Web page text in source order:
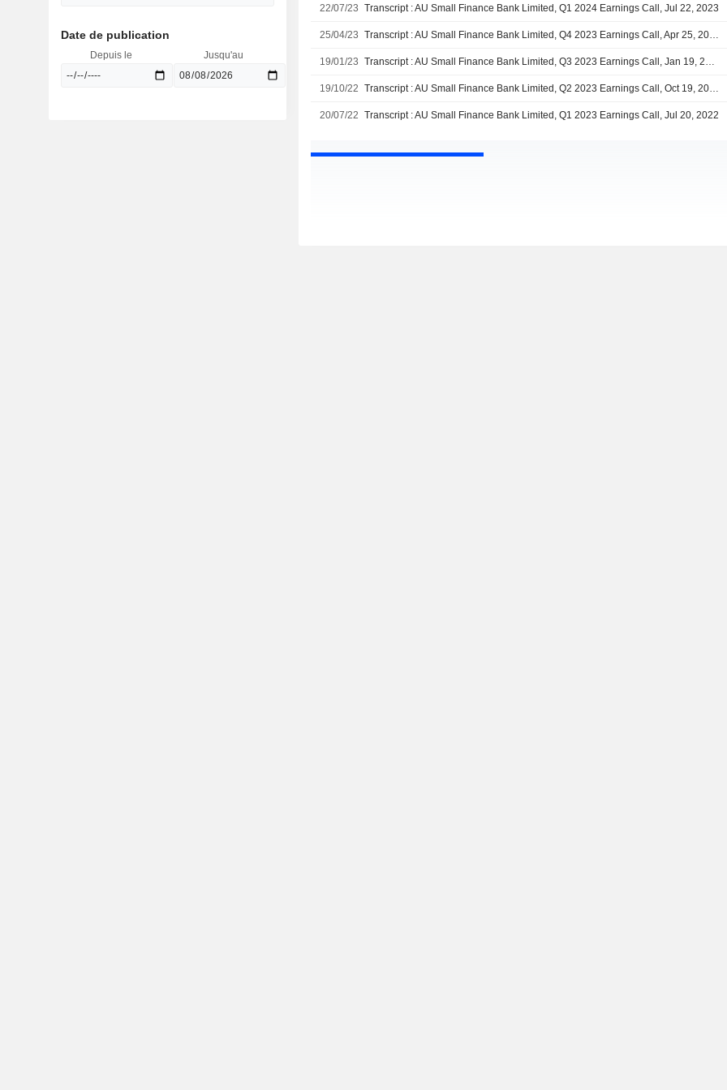
22/07/23 Transcript : AU Small Finance Bank Limited, Q1 2024 Earnings Call, Jul 22, 2023
25/04/23 Transcript : AU Small Finance Bank Limited, Q4 2023 Earnings Call, Apr 25, 2023
19/01/23 Transcript : AU Small Finance Bank Limited, Q3 2023 Earnings Call, Jan 19, 2023
19/10/22 Transcript : AU Small Finance Bank Limited, Q2 2023 Earnings Call, Oct 19, 2022
20/07/22 Transcript : AU Small Finance Bank Limited, Q1 2023 Earnings Call, Jul 20, 2022
Date de publication
Depuis le Jusqu'au